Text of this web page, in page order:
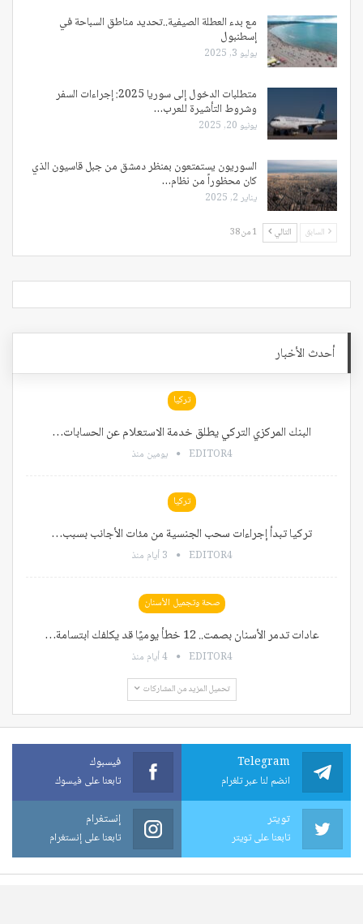
مع بدء العطلة الصيفية..تحديد مناطق السباحة في
إسطنبول
يوليو 3, 2025
متطلبات الدخول إلى سوريا 2025: إجراءات السفر
وشروط التأشيرة للعرب…
يونيو 20, 2025
السوريون يستمتعون بمنظر دمشق من جبل قاسيون الذي
كان محظوراً من نظام…
يناير 2, 2025
السابق التالي 1 من 38
أحدث الأخبار
تركيا
البنك المركزي التركي يطلق خدمة الاستعلام عن الحسابات…
EDITOR4 يومين منذ
تركيا
تركيا تبدأ إجراءات سحب الجنسية من مئات الأجانب بسبب…
EDITOR4 3 أيام منذ
صحة وتجميل الأسنان
عادات تدمر الأسنان بصمت.. 12 خطأ يوميًا قد يكلفك ابتسامة…
EDITOR4 4 أيام منذ
تحميل المزيد من المشاركات
Telegram
انضم لنا عبر تلغرام
فيسبوك
تابعنا على فيسوك
تويتر
تابعنا على تويتر
إنستغرام
تابعنا على إنستغرام